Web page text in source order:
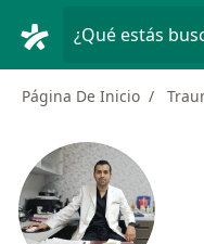
¿Qué estás
Página De Inicio